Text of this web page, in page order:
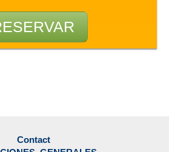
Contact